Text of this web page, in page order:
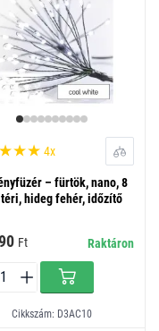
4x
– fürtök, nano, 8
hideg fehér, időzítő
Ft Raktáron
Cikkszám: D3AC10